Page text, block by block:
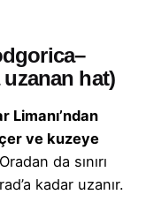
hat)
Limanı’ndan
ve kuzeye
Oradan da sınırı
kadar uzanır.